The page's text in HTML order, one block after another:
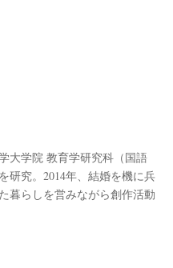
大学院 教育学研究科（国語
研究。2014年、結婚を機に兵
暮らしを営みながら創作活動